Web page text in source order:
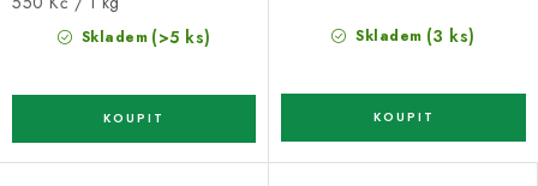
Skladem (>5 ks) Skladem (3 ks)